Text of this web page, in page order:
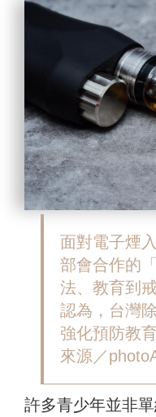
面對電子煙
部會合作的
法、教育到
認為，台灣
強化預防教
來源／
許多青少年並非